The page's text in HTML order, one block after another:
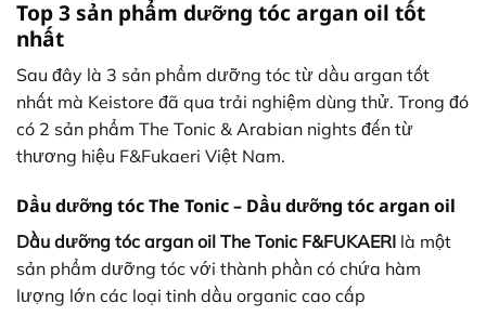
Top 3 sản phẩm dưỡng tóc argan oil tốt
nhất
Sau đây là 3 sản phẩm dưỡng tóc từ dầu argan tốt
nhất mà Keistore đã qua trải nghiệm dùng thử. Trong đó
có 2 sản phẩm The Tonic & Arabian nights đến từ
thương hiệu F&Fukaeri Việt Nam.
Dầu dưỡng tóc The Tonic – Dầu dưỡng tóc argan oil
Dầu dưỡng tóc argan oil The Tonic F&FUKAERI là một
sản phẩm dưỡng tóc với thành phần có chứa hàm
lượng lớn các loại tinh dầu organic cao cấp